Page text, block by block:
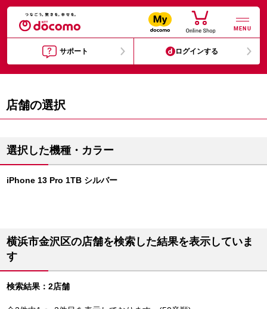
MENU
サポート ログインする
店舗の選択
選択した機種・カラー
iPhone 13 Pro 1TB シルバー
横浜市金沢区の店舗を検索した結果を表示していま
す
検索結果：2店舗